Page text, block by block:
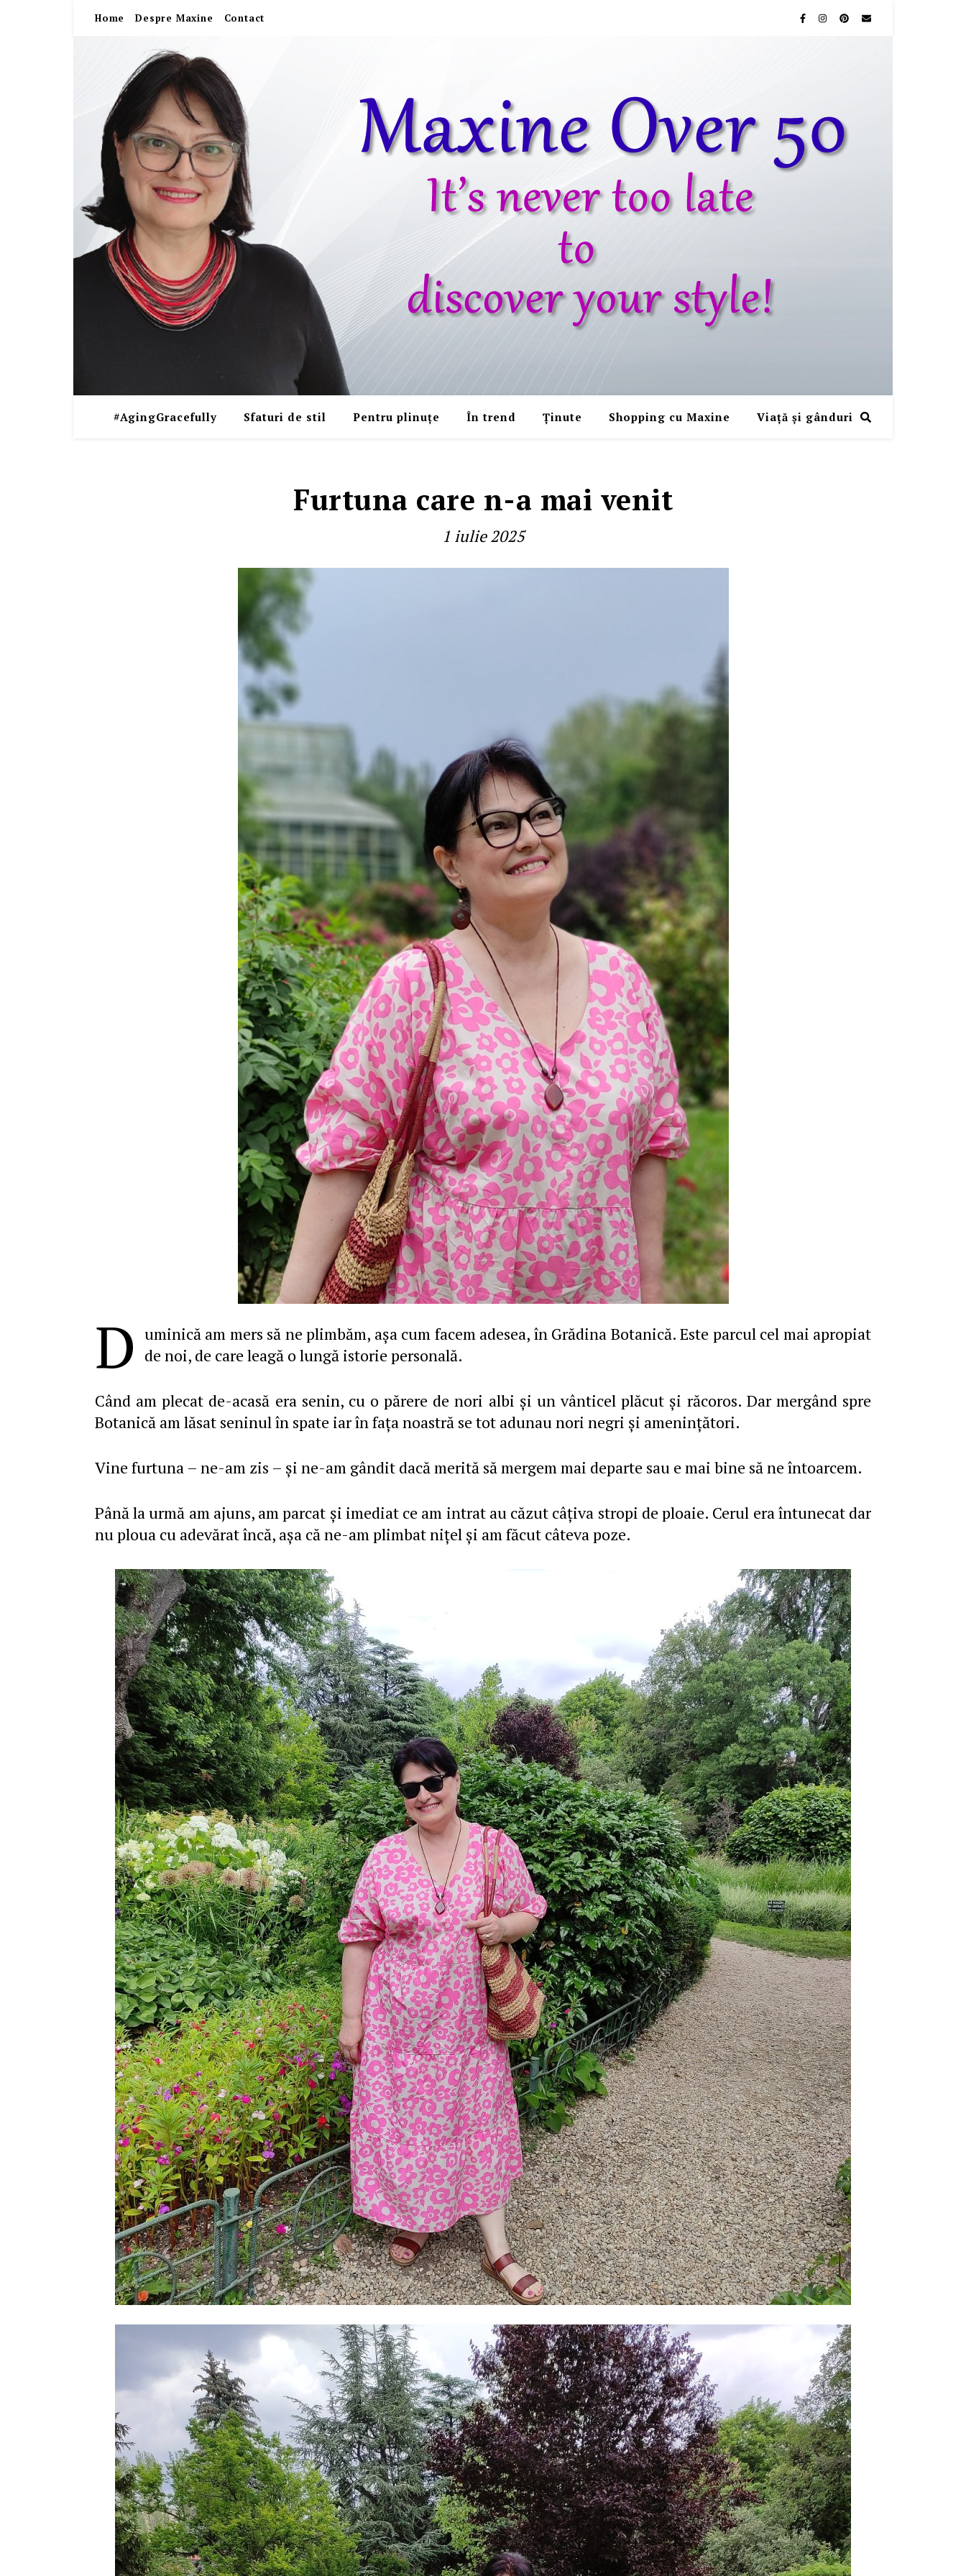
Home Despre Maxine Contact
#AgingGracefully Sfaturi de stil Pentru plinuțe În trend Ținute Shopping cu Maxine Viaţă şi gânduri
Furtuna care n-a mai venit
1 iulie 2025
D uminică am mers să ne plimbăm, aşa cum facem adesea, în Grădina Botanică. Este parcul cel mai apropiat
de noi, de care leagă o lungă istorie personală.
Când am plecat de-acasă era senin, cu o părere de nori albi şi un vânticel plăcut şi răcoros. Dar mergând spre
Botanică am lăsat seninul în spate iar în faţa noastră se tot adunau nori negri şi ameninţători.
Vine furtuna – ne-am zis – şi ne-am gândit dacă merită să mergem mai departe sau e mai bine să ne întoarcem.
Până la urmă am ajuns, am parcat şi imediat ce am intrat au căzut câţiva stropi de ploaie. Cerul era întunecat dar
nu ploua cu adevărat încă, aşa că ne-am plimbat niţel şi am făcut câteva poze.